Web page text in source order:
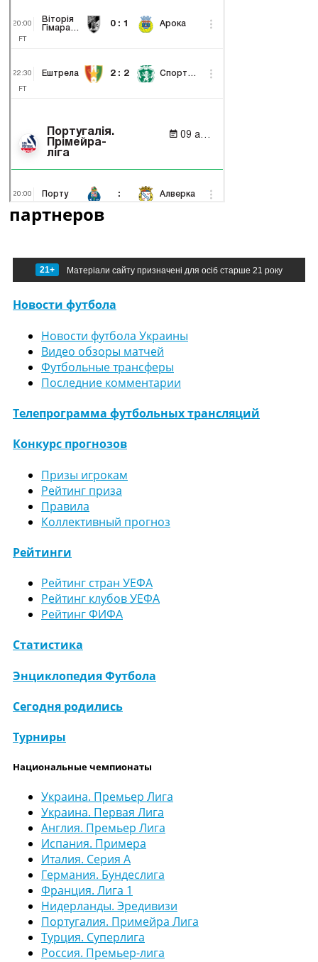
партнеров
21+ Матеріали сайту призначені для осіб старше 21 року
Новости футбола
Новости футбола Украины
Видео обзоры матчей
Футбольные трансферы
Последние комментарии
Телепрограмма футбольных трансляций
Конкурс прогнозов
Призы игрокам
Рейтинг приза
Правила
Коллективный прогноз
Рейтинги
Рейтинг стран УЕФА
Рейтинг клубов УЕФА
Рейтинг ФИФА
Статистика
Энциклопедия Футбола
Сегодня родились
Турниры
Национальные чемпионаты
Украина. Премьер Лига
Украина. Первая Лига
Англия. Премьер Лига
Испания. Примера
Италия. Серия А
Германия. Бундеслига
Франция. Лига 1
Нидерланды. Эредивизи
Португалия. Примейра Лига
Турция. Суперлига
Россия. Премьер-лига